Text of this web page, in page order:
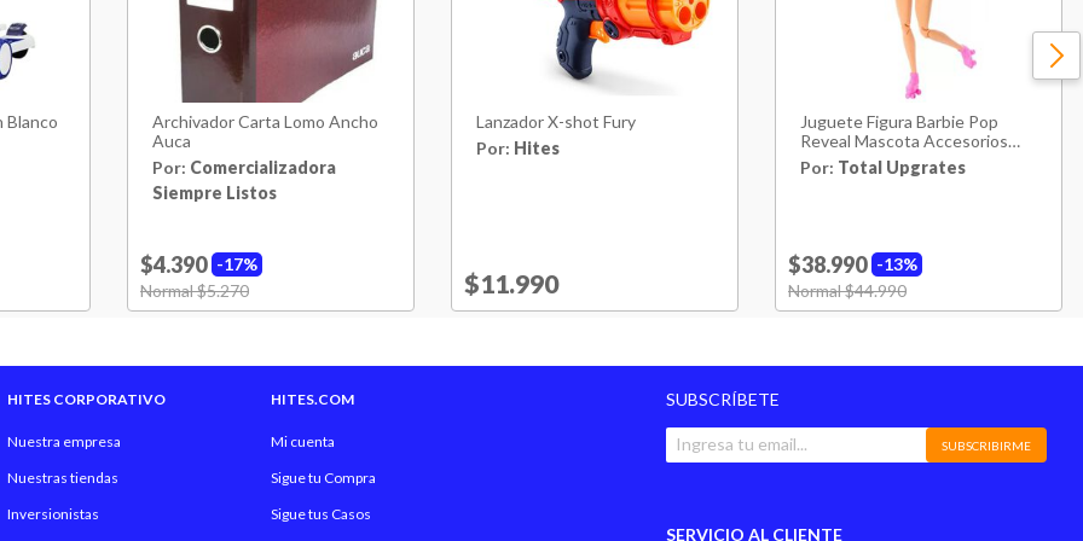
Blanco
Archivador Carta Lomo Ancho
Auca
Por: Comercializadora
Siempre Listos
17%
$4.390
Price reduced from
Normal $5.270
Lanzador X-shot Fury
Por: Hites
Price reduced from
$11.990to
Juguete Figura Barbie Pop
Reveal Mascota Accesorios
Frutilla
Por: Total Upgrates
13%
$38.990
Price reduced from
Normal $44.990
HITES CORPORATIVO
Nuestra empresa
Nuestras tiendas
Inversionistas
HITES.COM
Mi cuenta
Sigue tu Compra
Sigue tus Casos
SUBSCRÍBETE
SUBSCRIBIRME
SERVICIO AL CLIENTE